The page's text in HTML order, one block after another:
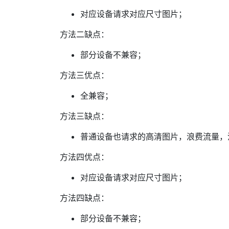
对应设备请求对应尺寸图片；
方法二缺点：
部分设备不兼容；
方法三优点：
全兼容；
方法三缺点：
普通设备也请求的高清图片，浪费流量
方法四优点：
对应设备请求对应尺寸图片；
方法四缺点：
部分设备不兼容；